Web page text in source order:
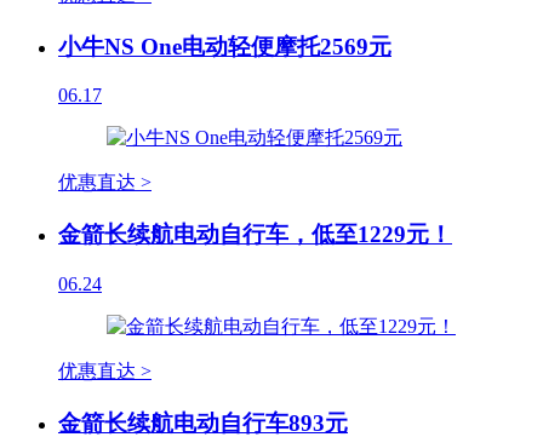
小牛NS One电动轻便摩托2569元
06.17
优惠直达 >
金箭长续航电动自行车，低至1229元！
06.24
优惠直达 >
金箭长续航电动自行车893元